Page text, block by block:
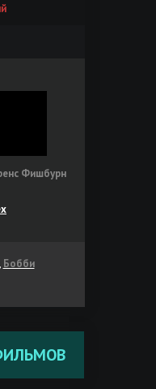
Фишбурн
Бобби